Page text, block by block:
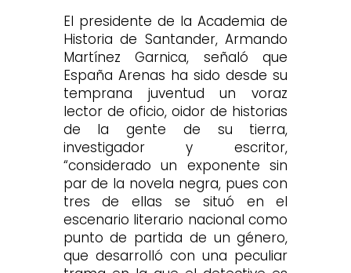
El presidente de la Academia de
Historia de Santander, Armando
Martínez Garnica, señaló que
España Arenas ha sido desde su
temprana juventud un voraz
lector de oficio, oidor de historias
de la gente de su tierra,
investigador y escritor,
“considerado un exponente sin
par de la novela negra, pues con
tres de ellas se situó en el
escenario literario nacional como
punto de partida de un género,
que desarrolló con una peculiar